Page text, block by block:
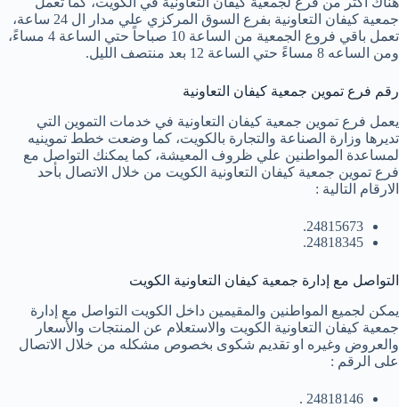
جمعية كيفان التعاونية بفرع السوق المركزي علي مدار ال 24 ساعة،
تعمل باقي فروع الجمعية من الساعة 10 صباحاً حتي الساعة 4 مساءً،
ومن الساعه 8 مساءً حتي الساعة 12 بعد منتصف الليل.
رقم فرع تموين جمعية كيفان التعاونية
يعمل فرع تموين جمعية كيفان التعاونية في خدمات التموين التي
تديرها وزارة الصناعة والتجارة بالكويت، كما وضعت خطط تموينيه
لمساعدة المواطنين علي ظروف المعيشة، كما يمكنك التواصل مع
فرع تموين جمعية كيفان التعاونية الكويت من خلال الاتصال بأحد
الارقام التالية :
24815673.
24818345.
التواصل مع إدارة جمعية كيفان التعاونية الكويت
يمكن لجميع المواطنين والمقيمين داخل الكويت التواصل مع إدارة
جمعية كيفان التعاونية الكويت والاستعلام عن المنتجات والأسعار
والعروض وغيره او تقديم شكوى بخصوص مشكله من خلال الاتصال
على الرقم :
24818146 .